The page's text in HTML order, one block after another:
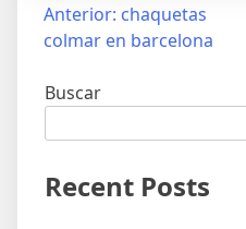
Navegación
entradas
Anterior: chaquetas
colmar en barcelona
Buscar
Recent Posts